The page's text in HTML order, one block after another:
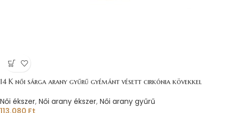
14 K női sárga arany gyűrű gyémánt vésett cirkónia kövekkel
Női ékszer, Női arany ékszer, Női arany gyűrű
113.080 Ft